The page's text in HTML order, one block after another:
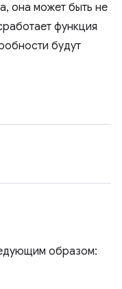
она может быть не
функция
будут
образом: